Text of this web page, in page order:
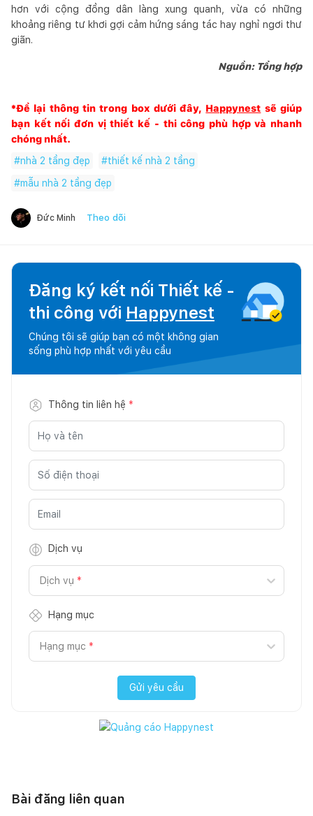
hơn với cộng đồng dân làng xung quanh, vừa có những
khoảng riêng tư khơi gợi cảm hứng sáng tác hay nghỉ ngơi thư
giãn.
Nguồn: Tổng hợp
*Để lại thông tin trong box dưới đây, Happynest sẽ giúp
bạn kết nối đơn vị thiết kế - thi công phù hợp và nhanh
chóng nhất.
#nhà 2 tầng đẹp #thiết kế nhà 2 tầng
#mẫu nhà 2 tầng đẹp
Đức Minh Theo dõi
Đăng ký kết nối Thiết kế -
thi công với Happynest
Chúng tôi sẽ giúp bạn có một không gian
sống phù hợp nhất với yêu cầu
Thông tin liên hệ *
Dịch vụ
Dịch vụ *
Hạng mục
Hạng mục *
Gửi yêu cầu
Bài đăng liên quan